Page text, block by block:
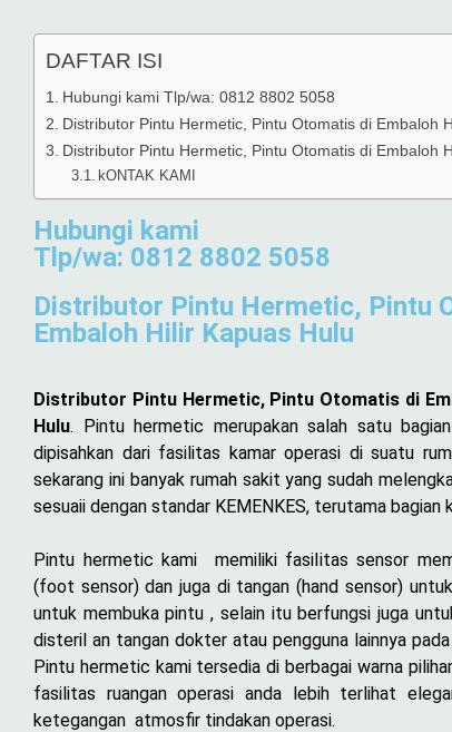
DAFTAR ISI
Hubungi kami Tlp/wa: 0812 8802 5058
Distributor Pintu Hermetic, Pintu Otomatis di Embaloh
Distributor Pintu Hermetic, Pintu Otomatis di Embaloh
kONTAK KAMI
Hubungi kami
Tlp/wa: 0812 8802 5058
Distributor Pintu Hermetic, Pintu
Embaloh Hilir Kapuas Hulu
Distributor Pintu Hermetic, Pintu Otomatis di
Hulu. Pintu hermetic merupakan salah satu
dipisahkan dari fasilitas kamar operasi di suatu
sekarang ini banyak rumah sakit yang sudah
sesuaii dengan standar KEMENKES, terutama bagian
Pintu hermetic kami memiliki fasilitas sensor
(foot sensor) dan juga di tangan (hand sensor)
untuk membuka pintu , selain itu berfungsi juga
disteril an tangan dokter atau pengguna lainnya
Pintu hermetic kami tersedia di berbagai warna
fasilitas ruangan operasi anda lebih terlihat
ketegangan atmosfir tindakan operasi.